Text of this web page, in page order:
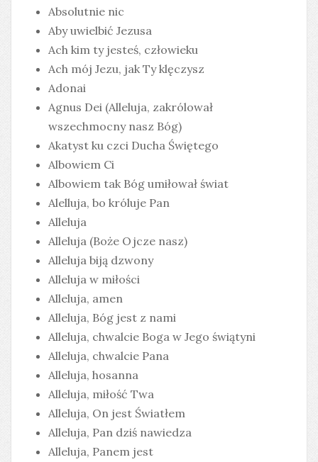
Absolutnie nic
Aby uwielbić Jezusa
Ach kim ty jesteś, człowieku
Ach mój Jezu, jak Ty klęczysz
Adonai
Agnus Dei (Alleluja, zakrólował
wszechmocny nasz Bóg)
Akatyst ku czci Ducha Świętego
Albowiem Ci
Albowiem tak Bóg umiłował świat
Alelluja, bo króluje Pan
Alleluja
Alleluja (Boże Ojcze nasz)
Alleluja biją dzwony
Alleluja w miłości
Alleluja, amen
Alleluja, Bóg jest z nami
Alleluja, chwalcie Boga w Jego świątyni
Alleluja, chwalcie Pana
Alleluja, hosanna
Alleluja, miłość Twa
Alleluja, On jest Światłem
Alleluja, Pan dziś nawiedza
Alleluja, Panem jest